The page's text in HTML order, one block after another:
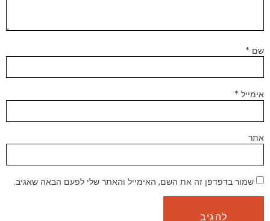
שם *
אימייל *
אתר
שמור בדפדפן זה את השם, האימייל והאתר שלי לפעם הבאה שאגיב.